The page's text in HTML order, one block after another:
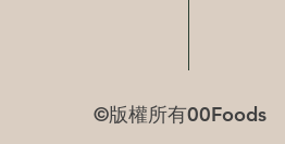
©版權所有00Foods